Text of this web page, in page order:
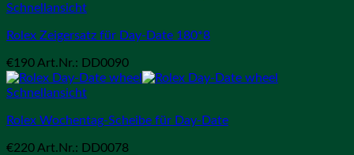
Schnellansicht
Rolex Zeigersatz für Day-Date 180*8
€190 Art.Nr.: DD0090
Schnellansicht
Rolex Wochentag-Scheibe für Day-Date
€220 Art.Nr.: DD0078